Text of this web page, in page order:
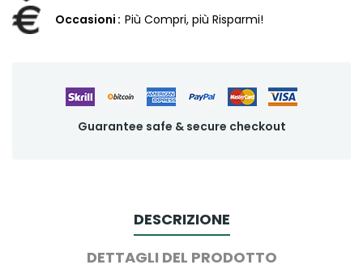
Occasioni Più Compri, più Risparmi!
Guarantee safe & secure checkout
DESCRIZIONE
DETTAGLI DEL PRODOTTO